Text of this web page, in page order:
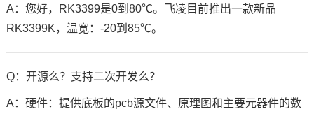
A：您好，RK3399是0到80℃。飞凌目前推出一款新品
RK3399K，温宽：-20到85℃。
Q：开源么？支持二次开发么？
A：硬件：提供底板的pcb源文件、原理图和主要元器件的数